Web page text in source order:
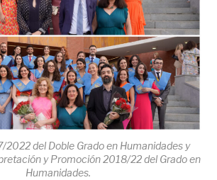
2022 del Doble Grado en Humanidades y
y Promoción 2018/22 del Grado en
Humanidades.